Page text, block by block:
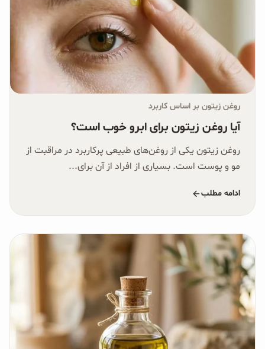
روغن زیتون بر اساس کاربرد
آیا روغن زیتون برای ابرو خوب است؟
روغن زیتون یکی از روغن‌های طبیعی پرکاربرد در مراقبت از
مو و پوست است. بسیاری از افراد از آن برای...
ادامه مطلب